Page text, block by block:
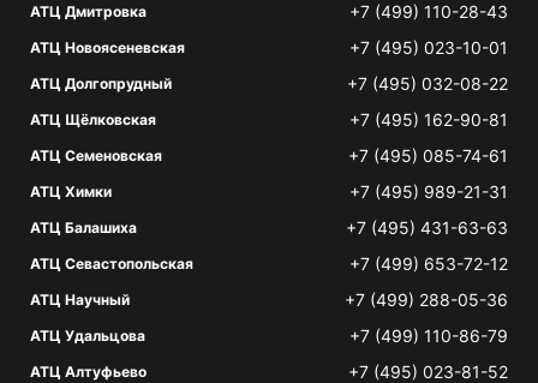
АТЦ Дмитровка +7 (499) 110-28-43
АТЦ Новоясеневская +7 (495) 023-10-01
АТЦ Долгопрудный +7 (495) 032-08-22
АТЦ Щёлковская +7 (495) 162-90-81
АТЦ Семеновская +7 (495) 085-74-61
АТЦ Химки +7 (495) 989-21-31
АТЦ Балашиха +7 (495) 431-63-63
АТЦ Севастопольская +7 (499) 653-72-12
АТЦ Научный +7 (499) 288-05-36
АТЦ Удальцова +7 (499) 110-86-79
АТЦ Алтуфьево +7 (495) 023-81-52